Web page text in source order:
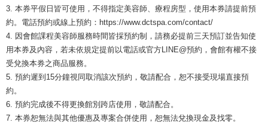
3. 本券平假日皆可使用，不得指定美容師、療程房型，使用本券請提前預
約。電話預約或線上預約：https://www.dctspa.com/contact/
4. 因會館課程美容師服務時間皆採預約制，請務必提前三天預訂並告知使
用本券及內容，若未依規定提前以電話或官方LINE@預約，會館有權不接
受兌換本券之商品服務。
5. 預約遲到15分鐘視同取消該次預約，敬請配合，恕不接受現場直接預
約。
6. 預約完成後不得更換館別跨店使用，敬請配合。
7. 本券恕無法與其他優惠及專案合併使用，恕無法兌換現金及找零。